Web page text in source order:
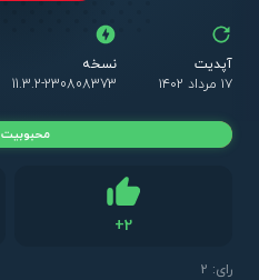
آپدیت
۱۷ مرداد ۱۴۰۲
نسخه
11.3.2-230808373
+2
رای: 2
محبوبیت 100%